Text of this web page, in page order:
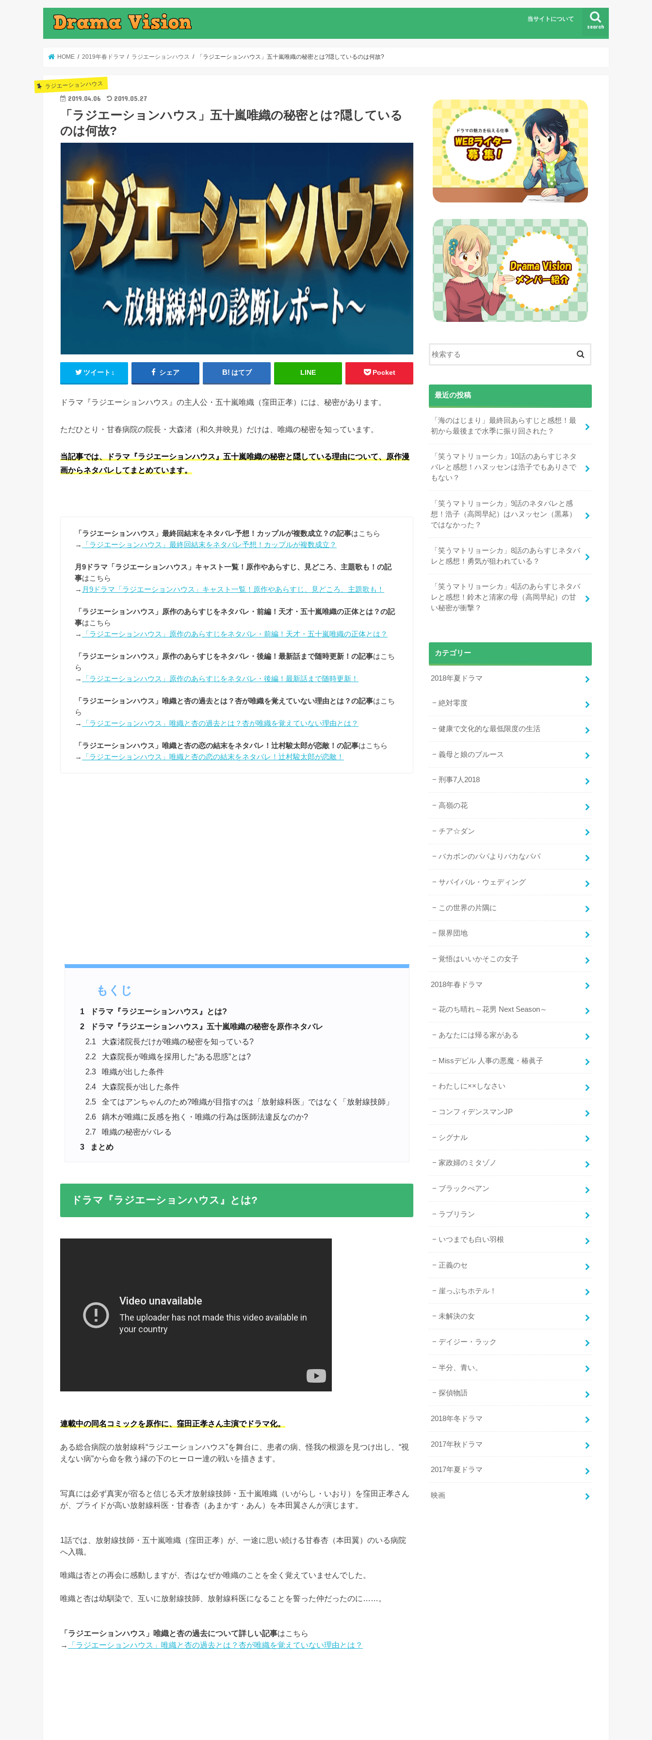
search
当サイトについて
HOME 2019年春ドラマ ラジエーションハウス 「ラジエーションハウス」五十嵐唯織の秘密とは?隠しているのは何故?
ラジエーションハウス
2019.04.06 2019.05.27
「ラジエーションハウス」五十嵐唯織の秘密とは?隠している
のは何故?
ツイート 1 シェア はてブ LINE Pocket
ドラマ『ラジエーションハウス』の主人公・五十嵐唯織（窪田正孝）には、秘密があります。
ただひとり・甘春病院の院長・大森渚（和久井映見）だけは、唯織の秘密を知っています。
当記事では、ドラマ『ラジエーションハウス』五十嵐唯織の秘密と隠している理由について、原作漫
画からネタバレしてまとめています。
「ラジエーションハウス」最終回結末をネタバレ予想！カップルが複数成立？の記事はこちら
→
「ラジエーションハウス」最終回結末をネタバレ予想！カップルが複数成立？
月9ドラマ「ラジエーションハウス」キャスト一覧！原作やあらすじ、見どころ、主題歌も！の記
事はこちら
→ 月9ドラマ「ラジエーションハウス」キャスト一覧！原作やあらすじ、見どころ、主題歌も！
「ラジエーションハウス」原作のあらすじをネタバレ・前編！天才・五十嵐唯織の正体とは？の記
事はこちら
→
「ラジエーションハウス」原作のあらすじをネタバレ・前編！天才・五十嵐唯織の正体とは？
「ラジエーションハウス」原作のあらすじをネタバレ・後編！最新話まで随時更新！の記事はこち
ら
→
「ラジエーションハウス」原作のあらすじをネタバレ・後編！最新話まで随時更新！
「ラジエーションハウス」唯織と杏の過去とは？杏が唯織を覚えていない理由とは？の記事はこち
ら
→
「ラジエーションハウス」唯織と杏の過去とは？杏が唯織を覚えていない理由とは？
「ラジエーションハウス」唯織と杏の恋の結末をネタバレ！辻村駿太郎が恋敵！の記事はこちら
→
「ラジエーションハウス」唯織と杏の恋の結末をネタバレ！辻村駿太郎が恋敵！
もくじ
1
ドラマ『ラジエーションハウス』とは?
2
ドラマ『ラジエーションハウス』五十嵐唯織の秘密を原作ネタバレ
2.1
大森渚院長だけが唯織の秘密を知っている?
2.2
大森院長が唯織を採用した“ある思惑”とは?
2.3
唯織が出した条件
2.4
大森院長が出した条件
2.5
全てはアンちゃんのため?唯織が目指すのは「放射線科医」ではなく「放射線技師」
2.6
鏑木が唯織に反感を抱く・唯織の行為は医師法違反なのか?
2.7
唯織の秘密がバレる
3
まとめ
ドラマ『ラジエーションハウス』とは?
連載中の同名コミックを原作に、窪田正孝さん主演でドラマ化。
ある総合病院の放射線科“ラジエーションハウス”を舞台に、患者の病、怪我の根源を見つけ出し、“視
えない病”から命を救う縁の下のヒーロー達の戦いを描きます。
写真には必ず真実が宿ると信じる天才放射線技師・五十嵐唯織（いがらし・いおり）を窪田正孝さん
が、プライドが高い放射線科医・甘春杏（あまかす・あん）を本田翼さんが演じます。
1話では、放射線技師・五十嵐唯織（窪田正孝）が、一途に思い続ける甘春杏（本田翼）のいる病院
へ入職。
唯織は杏との再会に感動しますが、杏はなぜか唯織のことを全く覚えていませんでした。
唯織と杏は幼馴染で、互いに放射線技師、放射線科医になることを誓った仲だったのに……。
「ラジエーションハウス」唯織と杏の過去について詳しい記事はこちら
→
「ラジエーションハウス」唯織と杏の過去とは？杏が唯織を覚えていない理由とは？
最近の投稿
「海のはじまり」最終回あらすじと感想！最
初から最後まで水季に振り回された？
「笑うマトリョーシカ」10話のあらすじネタ
バレと感想！ハヌッセンは浩子でもありさで
もない？
「笑うマトリョーシカ」9話のネタバレと感
想！浩子（高岡早紀）はハヌッセン（黒幕）
ではなかった？
「笑うマトリョーシカ」8話のあらすじネタバ
レと感想！勇気が狙われている？
「笑うマトリョーシカ」4話のあらすじネタバ
レと感想！鈴木と清家の母（高岡早紀）の甘
い秘密が衝撃？
カテゴリー
2018年夏ドラマ
絶対零度
健康で文化的な最低限度の生活
義母と娘のブルース
刑事7人2018
高嶺の花
チア☆ダン
バカボンのパパよりバカなパパ
サバイバル・ウェディング
この世界の片隅に
限界団地
覚悟はいいかそこの女子
2018年春ドラマ
花のち晴れ～花男 Next Season～
あなたには帰る家がある
Missデビル 人事の悪魔・椿眞子
わたしに××しなさい
コンフィデンスマンJP
シグナル
家政婦のミタゾノ
ブラックぺアン
ラブリラン
いつまでも白い羽根
正義のセ
崖っぷちホテル！
未解決の女
デイジー・ラック
半分、青い。
探偵物語
2018年冬ドラマ
2017年秋ドラマ
2017年夏ドラマ
映画